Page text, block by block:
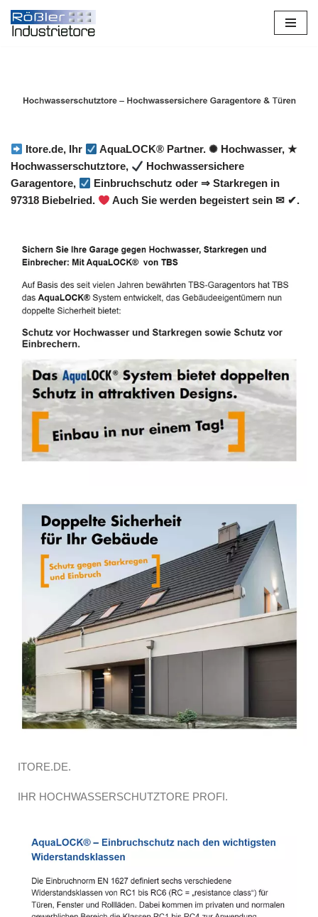
Zum
Itore.de, Ihr
AquaLOCK® Partner. ✺ Hochwasser, ★
Hochwasserschutztore,
Hochwassersichere
Garagentore,
Einbruchschutz oder ⇒ Starkregen in
97318 Biebelried.
Auch Sie werden begeistert sein ✉ ✔.
ITORE.DE.
IHR HOCHWASSERSCHUTZTORE PROFI.